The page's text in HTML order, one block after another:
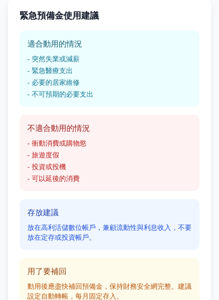
緊急預備金使用建議
適合動用的情況
- 突然失業或減薪
- 緊急醫療支出
- 必要的居家維修
- 不可預期的必要支出
不適合動用的情況
- 衝動消費或購物慾
- 旅遊度假
- 投資或投機
- 可以延後的消費
存放建議
放在高利活儲數位帳戶，兼顧流動性與利息收入，不要
放在定存或投資帳戶。
用了要補回
動用後應盡快補回預備金，保持財務安全網完整。建議
設定自動轉帳，每月固定存入。